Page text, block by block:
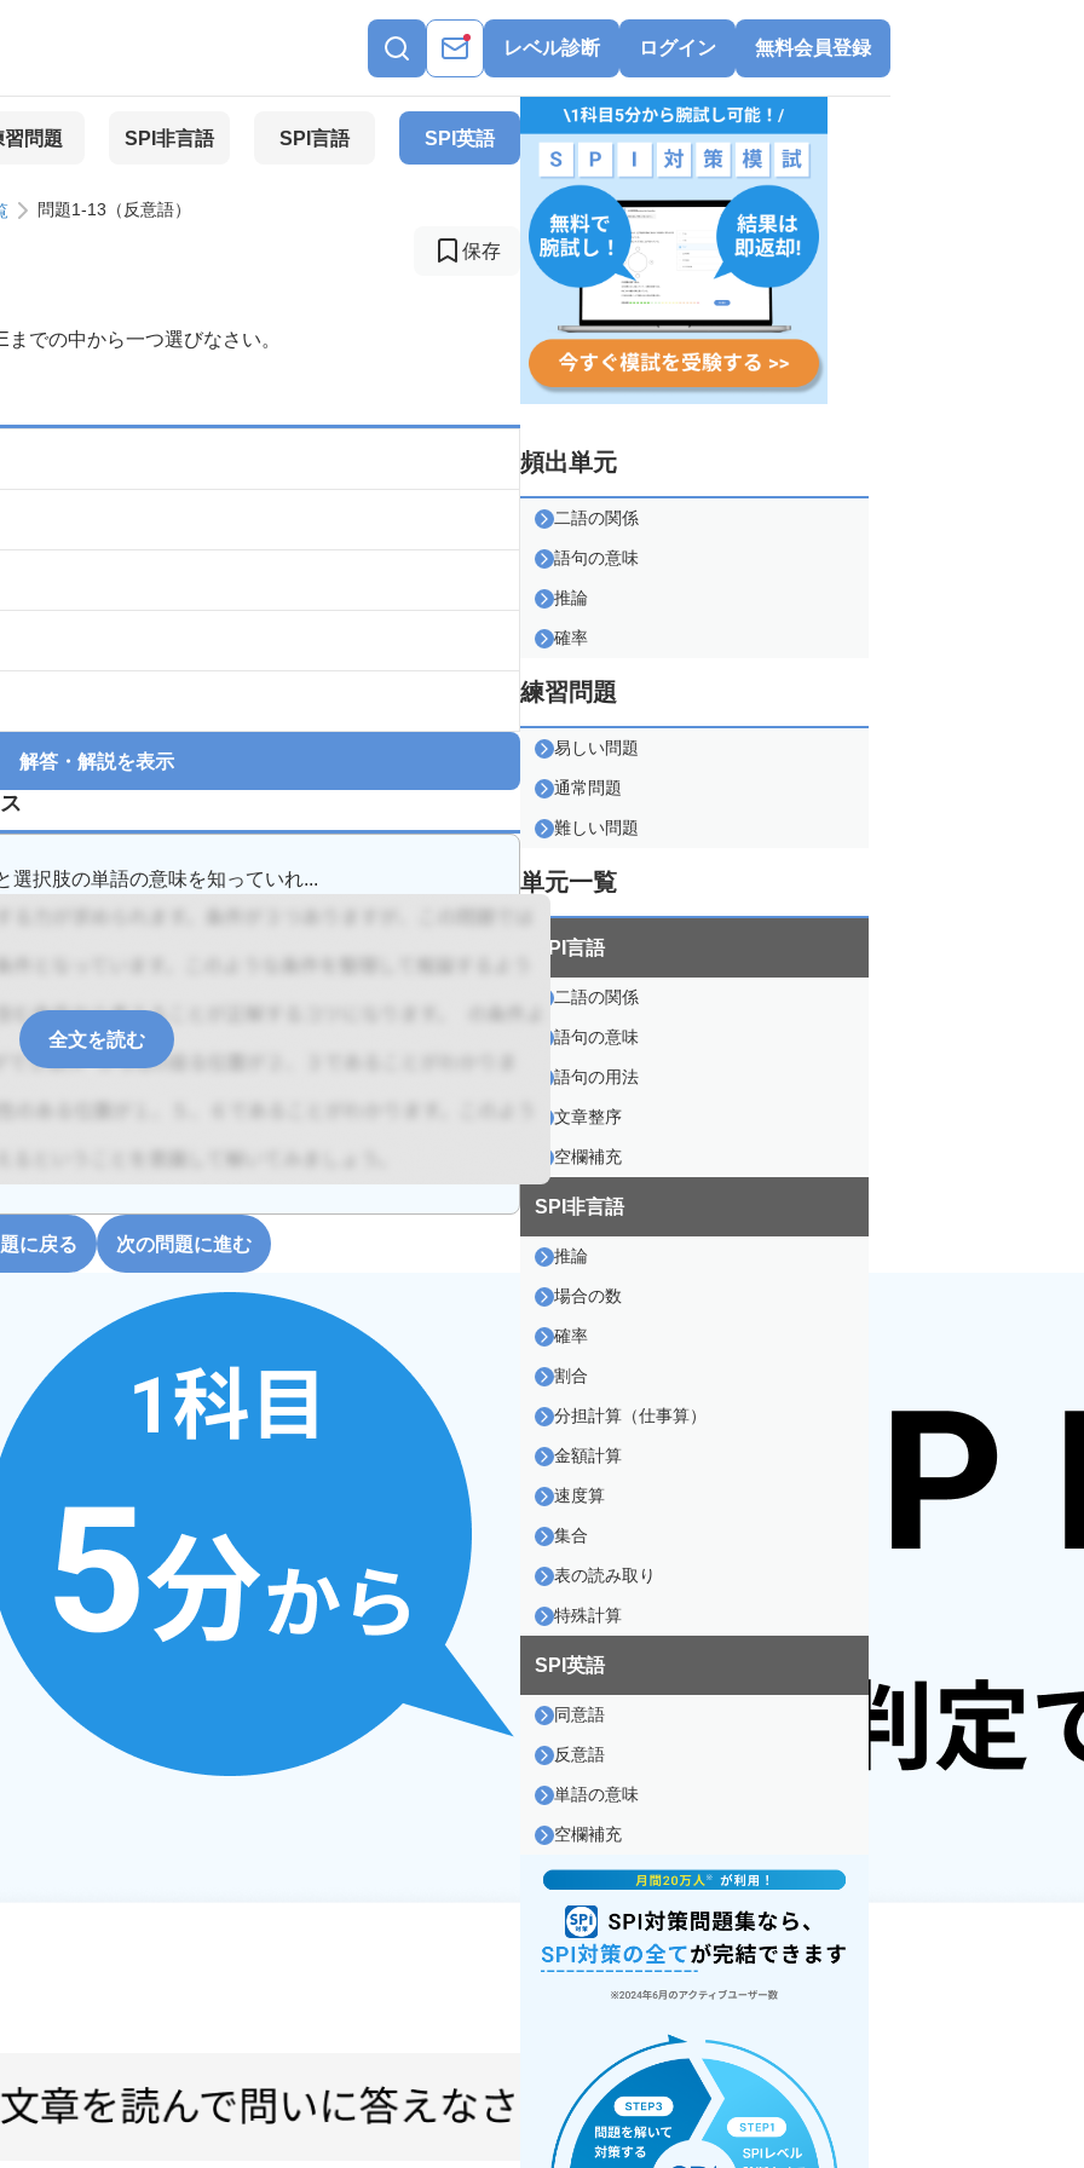
レベル診断 ログイン 無料会員登録
習問題 SPI非言語 SPI言語 SPI英語
問題1-13（反意語）
保存
までの中から一つ選びなさい。
解答・解説を表示
選択肢の単語の意味を知っていれ...
全文を読む
に戻る 次の問題に進む
頻出単元
二語の関係
語句の意味
推論
確率
練習問題
易しい問題
通常問題
難しい問題
単元一覧
SPI言語
二語の関係
語句の意味
語句の用法
文章整序
空欄補充
SPI非言語
推論
場合の数
確率
割合
分担計算（仕事算）
金額計算
速度算
集合
表の読み取り
特殊計算
SPI英語
同意語
反意語
単語の意味
空欄補充